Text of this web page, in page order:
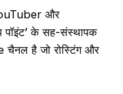
और
पॉइंट’ के सह-संस्थापक
है जो रोस्टिंग और